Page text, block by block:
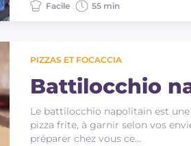
Facile 55 min
PIZZAS ET FOCACCIA
Battilocchio
Le battilocchio napolitain est
pizza frite, à garnir selon vos
préparer chez vous ce…